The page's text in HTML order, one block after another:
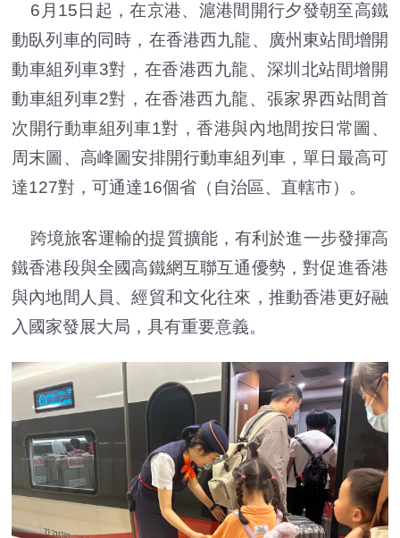
6月15日起，在京港、滬港間開行夕發朝至高鐵
動臥列車的同時，在香港西九龍、廣州東站間增開
動車組列車3對，在香港西九龍、深圳北站間增開
動車組列車2對，在香港西九龍、張家界西站間首
次開行動車組列車1對，香港與內地間按日常圖、
周末圖、高峰圖安排開行動車組列車，單日最高可
達127對，可通達16個省（自治區、直轄市）。
跨境旅客運輸的提質擴能，有利於進一步發揮高
鐵香港段與全國高鐵網互聯互通優勢，對促進香港
與內地間人員、經貿和文化往來，推動香港更好融
入國家發展大局，具有重要意義。